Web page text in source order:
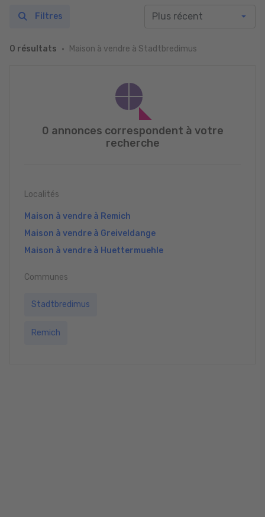
0 résultats Maison à vendre à Stadtbredimus
Filtres
0 annonces correspondent à votre
recherche
Localités
Maison à vendre à Remich
Maison à vendre à Greiveldange
Maison à vendre à Huettermuehle
Communes
Stadtbredimus
Remich